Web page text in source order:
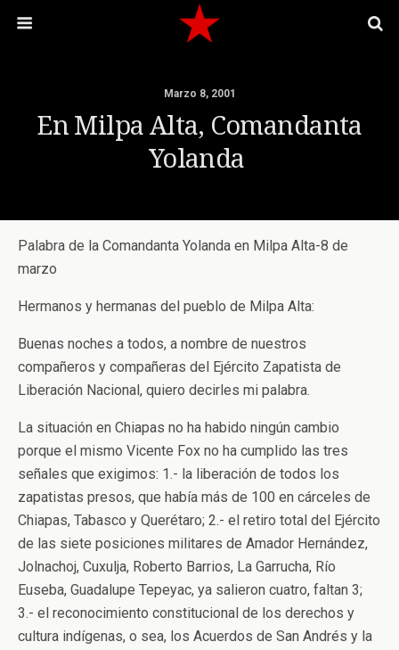
Marzo 8, 2001
En Milpa Alta, Comandanta
Yolanda
Palabra de la Comandanta Yolanda en Milpa Alta-8 de
marzo
Hermanos y hermanas del pueblo de Milpa Alta:
Buenas noches a todos, a nombre de nuestros
compañeros y compañeras del Ejército Zapatista de
Liberación Nacional, quiero decirles mi palabra.
La situación en Chiapas no ha habido ningún cambio
porque el mismo Vicente Fox no ha cumplido las tres
señales que exigimos: 1.- la liberación de todos los
zapatistas presos, que había más de 100 en cárceles de
Chiapas, Tabasco y Querétaro; 2.- el retiro total del Ejército
de las siete posiciones militares de Amador Hernández,
Jolnachoj, Cuxulja, Roberto Barrios, La Garrucha, Río
Euseba, Guadalupe Tepeyac, ya salieron cuatro, faltan 3;
3.- el reconocimiento constitucional de los derechos y
cultura indígenas, o sea, los Acuerdos de San Andrés y la